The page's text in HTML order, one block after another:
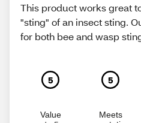
This product works great
"sting" of an insect sting.
for both bee and wasp
5
Value
5
Meets